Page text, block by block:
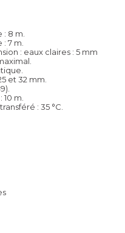
8 m.
7 m.
: eaux claires : 5 mm
et 32 mm.
m.
: 35 °C.